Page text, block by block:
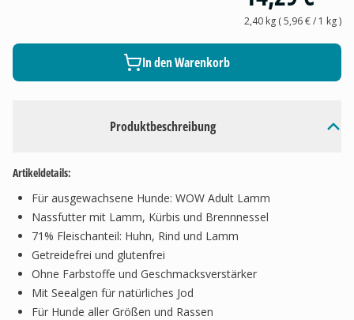
Produktbeschreibung
Artikeldetails:
Für ausgewachsene Hunde: WOW Adult Lamm
Nassfutter mit Lamm, Kürbis und Brennnessel
71% Fleischanteil: Huhn, Rind und Lamm
Getreidefrei und glutenfrei
Ohne Farbstoffe und Geschmacksverstärker
Mit Seealgen für natürliches Jod
Für Hunde aller Größen und Rassen
2,40 kg(5,96 €/ 1 kg)
In den Warenkorb